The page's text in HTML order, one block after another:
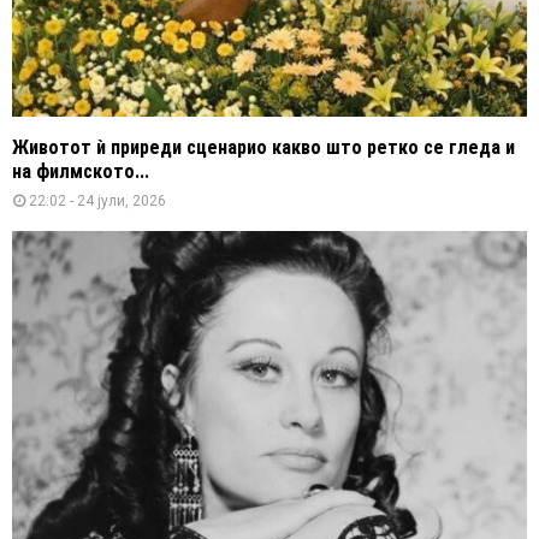
Животот ѝ приреди сценарио какво што ретко се гледа и
на филмското...
22:02 - 24 јули, 2026